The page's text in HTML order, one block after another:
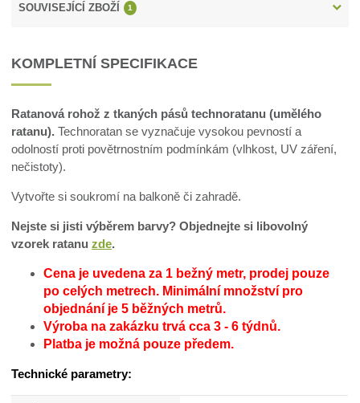
SOUVISEJÍCÍ ZBOŽÍ 1
KOMPLETNÍ SPECIFIKACE
Ratanová rohož z tkaných pásů technoratanu (umělého
ratanu). Technoratan se vyznačuje vysokou pevností a
odolností proti povětrnostním podmínkám (vlhkost, UV záření,
nečistoty).
Vytvořte si soukromí na balkoně či zahradě.
Nejste si jisti výběrem barvy? Objednejte si libovolný
vzorek ratanuzde.
Cena je uvedena za 1 bežný metr, prodej pouze
po celých metrech. Minimální množství pro
objednání je 5 běžných metrů.
Výroba na zakázku trvá cca 3 - 6 týdnů.
Platba je možná pouze předem.
Technické parametry: